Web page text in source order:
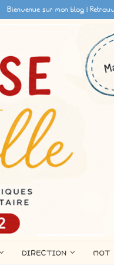
Bienvenue sur mon blog !
DIRECTION MOT